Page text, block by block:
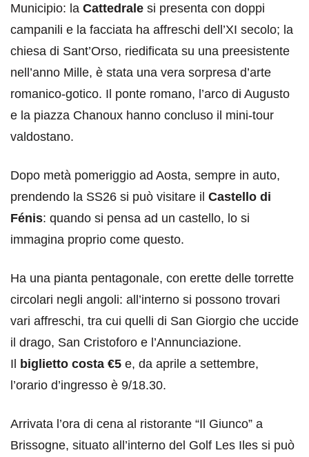
Municipio: la Cattedrale si presenta con doppi
campanili e la facciata ha affreschi dell’XI secolo; la
chiesa di Sant’Orso, riedificata su una preesistente
nell’anno Mille, è stata una vera sorpresa d’arte
romanico-gotico. Il ponte romano, l’arco di Augusto
e la piazza Chanoux hanno concluso il mini-tour
valdostano.
Dopo metà pomeriggio ad Aosta, sempre in auto,
prendendo la SS26 si può visitare il Castello di
Fénis: quando si pensa ad un castello, lo si
immagina proprio come questo.
Ha una pianta pentagonale, con erette delle torrette
circolari negli angoli: all’interno si possono trovari
vari affreschi, tra cui quelli di San Giorgio che uccide
il drago, San Cristoforo e l’Annunciazione.
Il biglietto costa €5 e, da aprile a settembre,
l’orario d’ingresso è 9/18.30.
Arrivata l’ora di cena al ristorante “Il Giunco” a
Brissogne, situato all’interno del Golf Les Iles si può